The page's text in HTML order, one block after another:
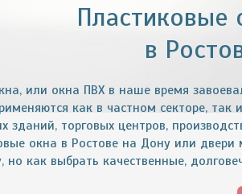
Пластиковые
в
или окна ПВХ в наше время
как в частном секторе, так
зданий, торговых центров,
окна в Ростове на Дону или двери
как выбрать качественные,